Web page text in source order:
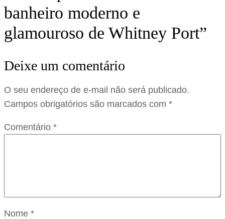
banheiro moderno e
glamouroso de Whitney Port”
Deixe um comentário
O seu endereço de e-mail não será publicado.
Campos obrigatórios são marcados com *
Comentário *
Nome *